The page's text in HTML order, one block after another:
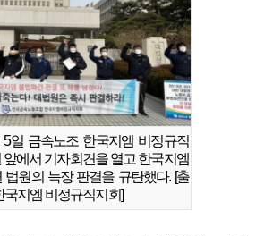
5일 금속노조 한국지엠 비정규직
앞에서 기자회견을 열고 한국지엠
법원의 늑장 판결을 규탄했다. [출
국지엠 비정규직지회]